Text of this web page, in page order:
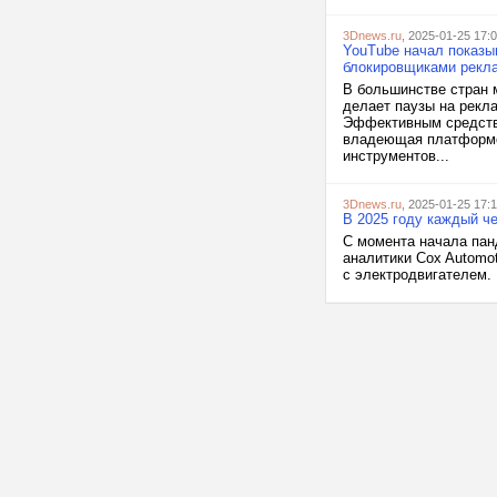
3Dnews.ru , 2025-01-25
YouTube начал
блокировщиками
В большинстве стран
делает паузы на
Эффективным
владеющая
инструментов...
3Dnews.ru , 2025-01-25
В 2025 году каждый
С момента начала
аналитики Cox
с